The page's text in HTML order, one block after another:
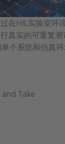
在HIL实验室环
真实的可重复测
个系统和仿真环
and Take